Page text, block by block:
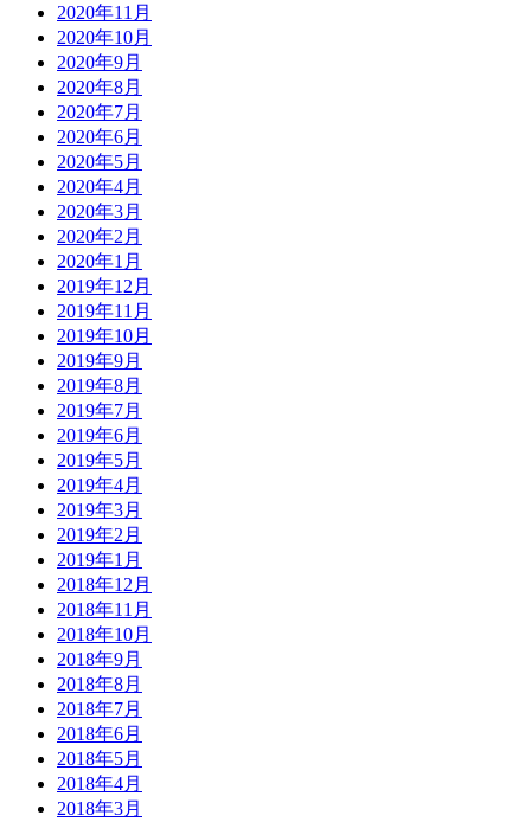
2020年11月
2020年10月
2020年9月
2020年8月
2020年7月
2020年6月
2020年5月
2020年4月
2020年3月
2020年2月
2020年1月
2019年12月
2019年11月
2019年10月
2019年9月
2019年8月
2019年7月
2019年6月
2019年5月
2019年4月
2019年3月
2019年2月
2019年1月
2018年12月
2018年11月
2018年10月
2018年9月
2018年8月
2018年7月
2018年6月
2018年5月
2018年4月
2018年3月